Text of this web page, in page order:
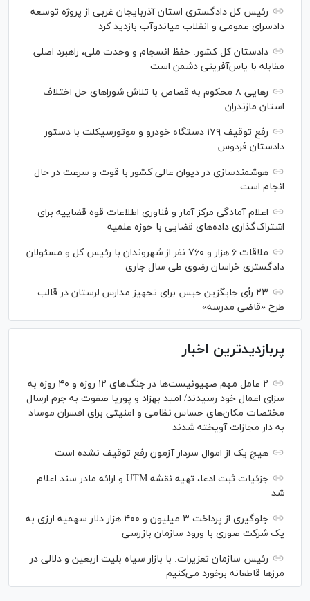
رئیس کل دادگستری استان آذربایجان غربی از پروژه توسعه
دادسرای عمومی و انقلاب میاندوآب بازدید کرد
دادستان کل کشور: حفظ انسجام و وحدت ملی، راهبرد اصلی
مقابله با یاس‌آفرینی دشمن است
رهایی ۸ محکوم به قصاص با تلاش شورا‌های حل اختلاف
استان مازندران
رفع توقیف ۱۷۹ دستگاه خودرو و موتورسیکلت با دستور
دادستان فردوس
هوشمندسازی در دیوان عالی کشور با قوت و سرعت در حال
انجام است
اعلام آمادگی مرکز آمار و فناوری اطلاعات قوه قضاییه برای
اشتراک‌گذاری داده‌های قضایی با حوزه علمیه
ملاقات ۶ هزار و ۷۶۰ نفر از شهروندان با رئیس کل و مسئولان
دادگستری خراسان رضوی طی سال جاری
۲۳ رأی جایگزین حبس برای تجهیز مدارس لرستان در قالب
طرح «قاضی مدرسه»
پربازدیدترین اخبار
۲ عامل مهم صهیونیست‌ها در جنگ‌های ۱۲ روزه و ۴۰ روزه به
سزای اعمال خود رسیدند/ امید بهزاد و پوریا صفوت به جرم ارسال
مختصات مکان‌های حساس نظامی و امنیتی برای افسران موساد
به دار مجازات آویخته شدند
هیچ یک از اموال سردار آزمون رفع توقیف نشده است
جزئیات ثبت ادعا، تهیه نقشه UTM و ارائه مادر سند اعلام
شد
جلوگیری از پرداخت ۳ میلیون و ۴۰۰ هزار دلار سهمیه ارزی به
یک شرکت صوری با ورود سازمان بازرسی
رئیس سازمان تعزیرات: با بازار سیاه بلیت اربعین و دلالی در
مرز‌ها قاطعانه برخورد می‌کنیم